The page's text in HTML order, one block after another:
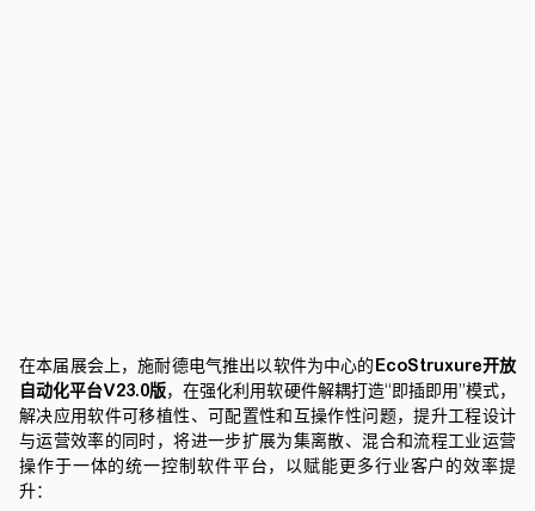
在本届展会上，施耐德电气推出以软件为中心的EcoStruxure开放
自动化平台V23.0版，在强化利用软硬件解耦打造“即插即用”模式，
解决应用软件可移植性、可配置性和互操作性问题，提升工程设计
与运营效率的同时，将进一步扩展为集离散、混合和流程工业运营
操作于一体的统一控制软件平台，以赋能更多行业客户的效率提
升：